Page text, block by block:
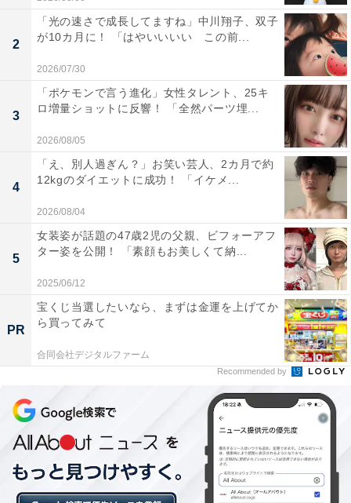
2
「光の速さで成長してますね」中川翔子、双子
が10カ月に！ 「はやいいいい この前...
2026/07/30
3
「ポケモンで言う進化」女性タレント、25キ
ロ増量ショットに反響！ 「全然パーツ埋...
2026/08/05
4
「え、別人過ぎん？」お笑い芸人、2カ月で約
12kgのダイエットに成功！ 「イケメ...
2026/08/04
5
女装姿が話題の47歳2児の父親、ビフォーアフ
ター姿を公開！ 「素顔もお美しくて納...
2025/06/12
PR
宝くじ当選したいなら、まずは金運を上げてか
ら買ってみて
合同会社デジタルファーム
Recommended by